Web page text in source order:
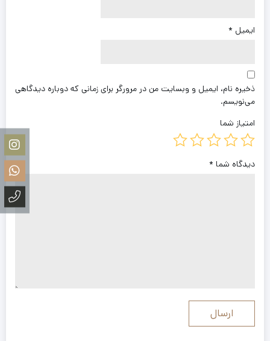
ایمیل *
ذخیره نام، ایمیل و وبسایت من در مرورگر برای زمانی که دوباره دیدگاهی
می‌نویسم.
امتیاز شما
دیدگاه شما *